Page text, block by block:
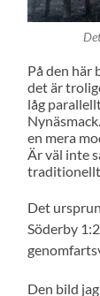
På den här
det är
låg
en mera
Är väl inte
Det
Söderby
Den bild